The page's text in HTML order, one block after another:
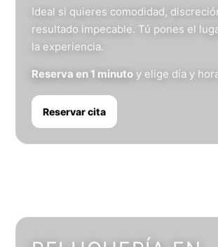
Ideal si quieres comodidad,
resultado impecable. Tú pones el
la experiencia.
Reserva en 1 minuto y elige día y
Reservar cita